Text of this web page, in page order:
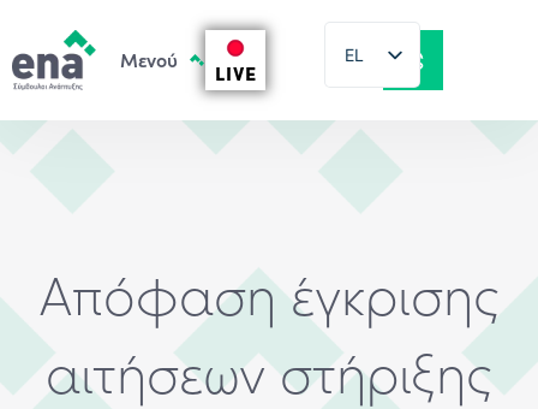
LIVE
EL
EN
Απόφαση έγκρισης
αιτήσεων στήριξης